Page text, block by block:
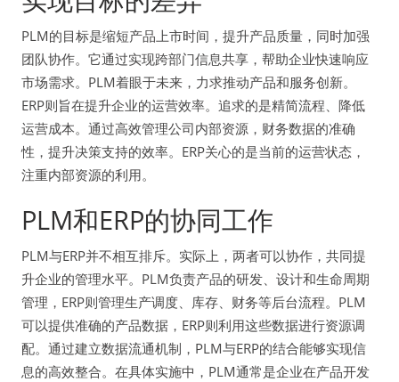
PLM的目标是缩短产品上市时间，提升产品质量，同时加强
团队协作。它通过实现跨部门信息共享，帮助企业快速响应
市场需求。PLM着眼于未来，力求推动产品和服务创新。
ERP则旨在提升企业的运营效率。追求的是精简流程、降低
运营成本。通过高效管理公司内部资源，财务数据的准确
性，提升决策支持的效率。ERP关心的是当前的运营状态，
注重内部资源的利用。
PLM和ERP的协同工作
PLM与ERP并不相互排斥。实际上，两者可以协作，共同提
升企业的管理水平。PLM负责产品的研发、设计和生命周期
管理，ERP则管理生产调度、库存、财务等后台流程。PLM
可以提供准确的产品数据，ERP则利用这些数据进行资源调
配。通过建立数据流通机制，PLM与ERP的结合能够实现信
息的高效整合。在具体实施中，PLM通常是企业在产品开发